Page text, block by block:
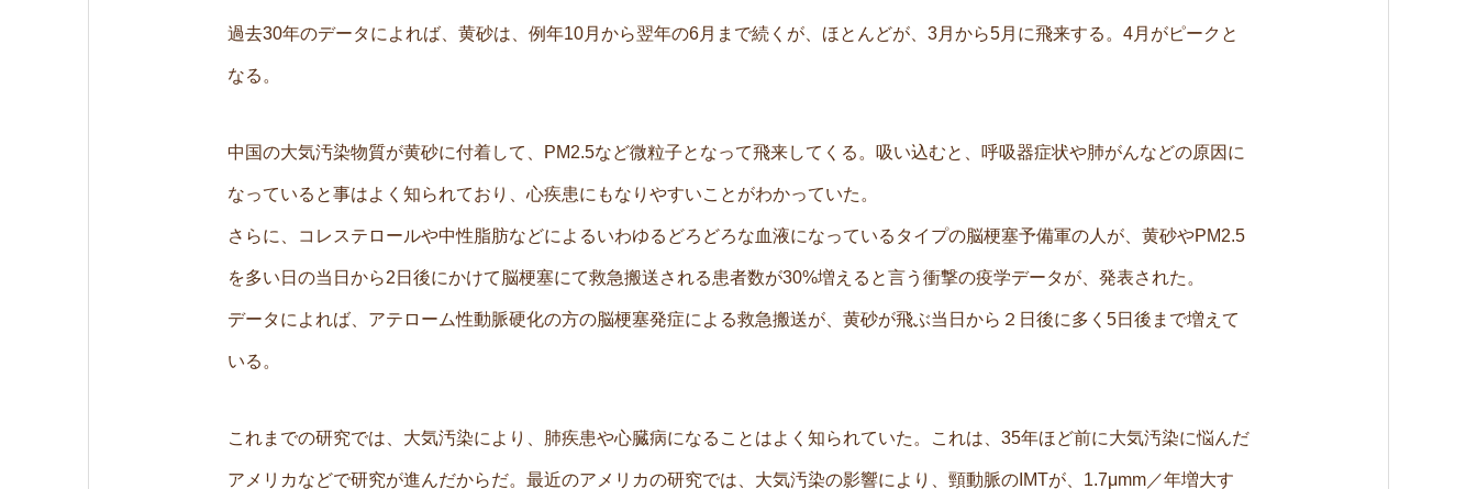
過去30年のデータによれば、黄砂は、例年10月から翌年の6月まで続くが、ほとんどが、3月から5月に飛来する。4月がピークと
なる。
中国の大気汚染物質が黄砂に付着して、PM2.5など微粒子となって飛来してくる。吸い込むと、呼吸器症状や肺がんなどの原因に
なっていると事はよく知られており、心疾患にもなりやすいことがわかっていた。
さらに、コレステロールや中性脂肪などによるいわゆるどろどろな血液になっているタイプの脳梗塞予備軍の人が、黄砂やPM2.5
を多い日の当日から2日後にかけて脳梗塞にて救急搬送される患者数が30%増えると言う衝撃の疫学データが、発表された。
データによれば、アテローム性動脈硬化の方の脳梗塞発症による救急搬送が、黄砂が飛ぶ当日から２日後に多く5日後まで増えて
いる。
これまでの研究では、大気汚染により、肺疾患や心臓病になることはよく知られていた。これは、35年ほど前に大気汚染に悩んだ
アメリカなどで研究が進んだからだ。最近のアメリカの研究では、大気汚染の影響により、頸動脈のIMTが、1.7μmm／年増大す